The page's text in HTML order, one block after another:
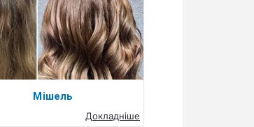
Мішель
Докладніше